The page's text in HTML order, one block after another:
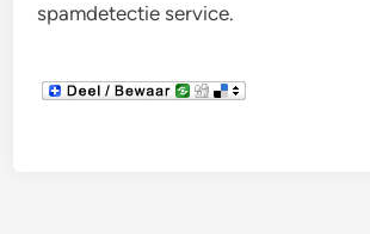
spamdetectie service.